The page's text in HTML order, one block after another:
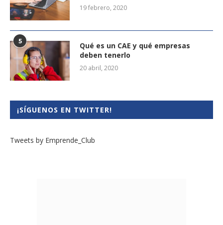
19 febrero, 2020
5
Qué es un CAE y qué empresas
deben tenerlo
20 abril, 2020
¡SÍGUENOS EN TWITTER!
Tweets by Emprende_Club